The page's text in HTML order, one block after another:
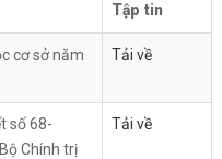
Tập tin
cơ sở năm
Tải về
số 68-
Chính trị
Tải về